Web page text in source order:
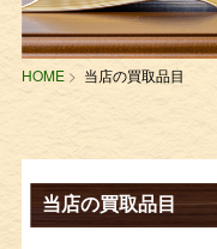
HOME 当店の買取品目
当店の買取品目